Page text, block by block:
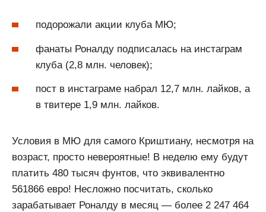
подорожали акции клуба МЮ;
фанаты Роналду подписалась на инстаграм
клуба (2,8 млн. человек);
пост в инстаграме набрал 12,7 млн. лайков, а
в твитере 1,9 млн. лайков.
Условия в МЮ для самого Криштиану, несмотря на
возраст, просто невероятные! В неделю ему будут
платить 480 тысяч фунтов, что эквивалентно
561866 евро! Несложно посчитать, сколько
зарабатывает Роналду в месяц — более 2 247 464